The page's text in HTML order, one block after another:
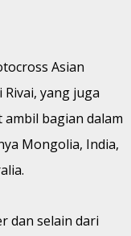
Asian
yang juga
bagian dalam
Mongolia, India,
dan selain dari